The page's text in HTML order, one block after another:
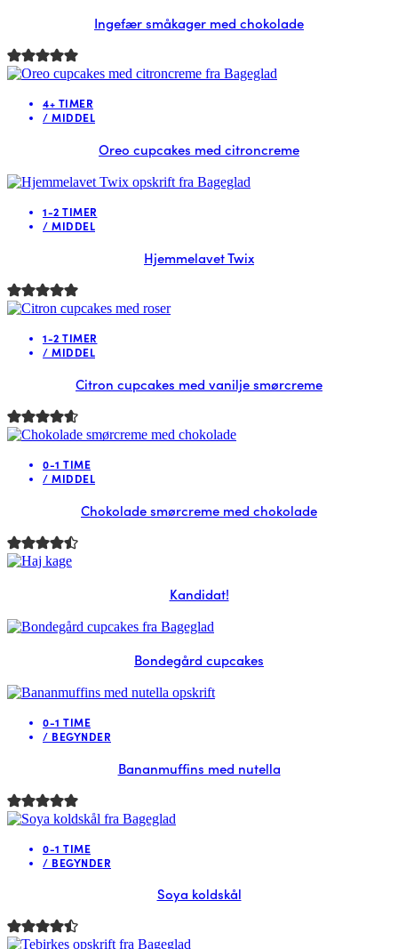
Ingefær småkager med chokolade
4+ TIMER
/ MIDDEL
Oreo cupcakes med citroncreme
1-2 TIMER
/ MIDDEL
Hjemmelavet Twix
1-2 TIMER
/ MIDDEL
Citron cupcakes med vanilje smørcreme
0-1 TIME
/ MIDDEL
Chokolade smørcreme med chokolade
Kandidat!
Bondegård cupcakes
0-1 TIME
/ BEGYNDER
Bananmuffins med nutella
0-1 TIME
/ BEGYNDER
Soya koldskål